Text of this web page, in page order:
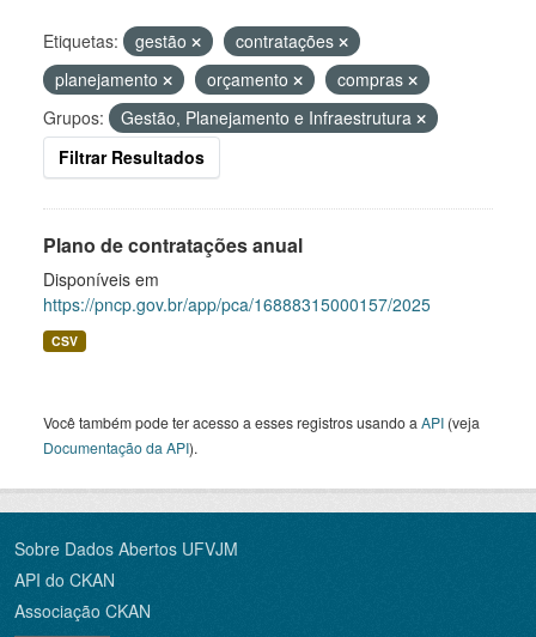
Etiquetas: gestão
contratações
planejamento
orçamento
compras
Grupos:
Gestão, Planejamento e Infraestrutura
Filtrar Resultados
Plano de contratações anual
Disponíveis em
https://pncp.gov.br/app/pca/16888315000157/2025
CSV
Você também pode ter acesso a esses registros usando a API (veja
Documentação da API).
Sobre Dados Abertos UFVJM
API do CKAN
Associação CKAN